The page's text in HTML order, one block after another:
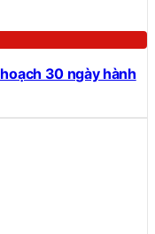
30 ngày hành